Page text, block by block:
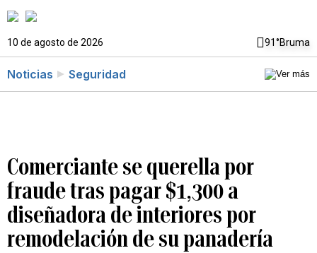
10 de agosto de 2026 91°Bruma
Noticias Seguridad
Comerciante se querella por
fraude tras pagar $1,300 a
diseñadora de interiores por
remodelación de su panadería